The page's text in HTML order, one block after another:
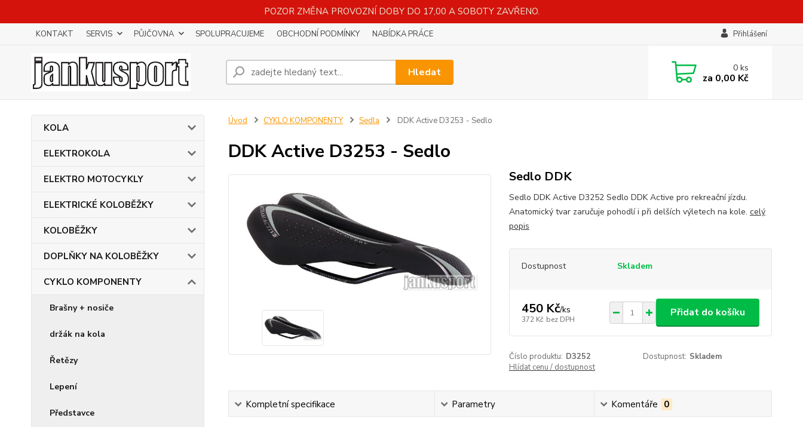
POZOR ZMĚNA PROVOZNÍ DOBY DO 17,00 A SOBOTY ZAVŘENO.
KONTAKT SERVIS PŮJČOVNA SPOLUPRACUJEME OBCHODNÍ PODMÍNKY NABÍDKA PRÁCE Přihlášení
Hledat 0ks
za 0,00 Kč
KOLA
ELEKTROKOLA
ELEKTRO MOTOCYKLY
ELEKTRICKÉ KOLOBĚŽKY
KOLOBĚŽKY
DOPLŇKY NA KOLOBĚŽKY
CYKLO KOMPONENTY
Brašny + nosiče
držák na kola
Řetězy
Lepení
Představce
Úvod CYKLO KOMPONENTY Sedla DDK Active D3253 - Sedlo
DDK Active D3253 - Sedlo
Sedlo DDK
Sedlo DDK Active D3252 Sedlo DDK Active pro rekreační jízdu.
Anatomický tvar zaručuje pohodlí i při delších výletech na kole. celý
popis
Dostupnost Skladem
450 Kč/ks
372 Kč bez DPH
Přidat do košíku
Číslo produktu: D3252 Dostupnost: Skladem
Hlídat cenu / dostupnost
Kompletní specifikace Parametry Komentáře 0